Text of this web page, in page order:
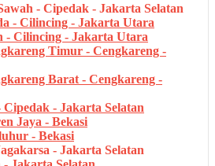
- Cipedak - Jakarta Selatan
- Cilincing - Jakarta Utara
- Cilincing - Jakarta Utara
Timur - Cengkareng -
Barat - Cengkareng -
- Jakarta Selatan
Jaya - Bekasi
- Bekasi
- Jakarta Selatan